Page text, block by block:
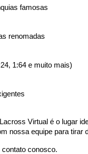
famosas
renomadas
1:64 e muito mais)
Virtual é o lugar
nossa equipe para tirar
conosco.